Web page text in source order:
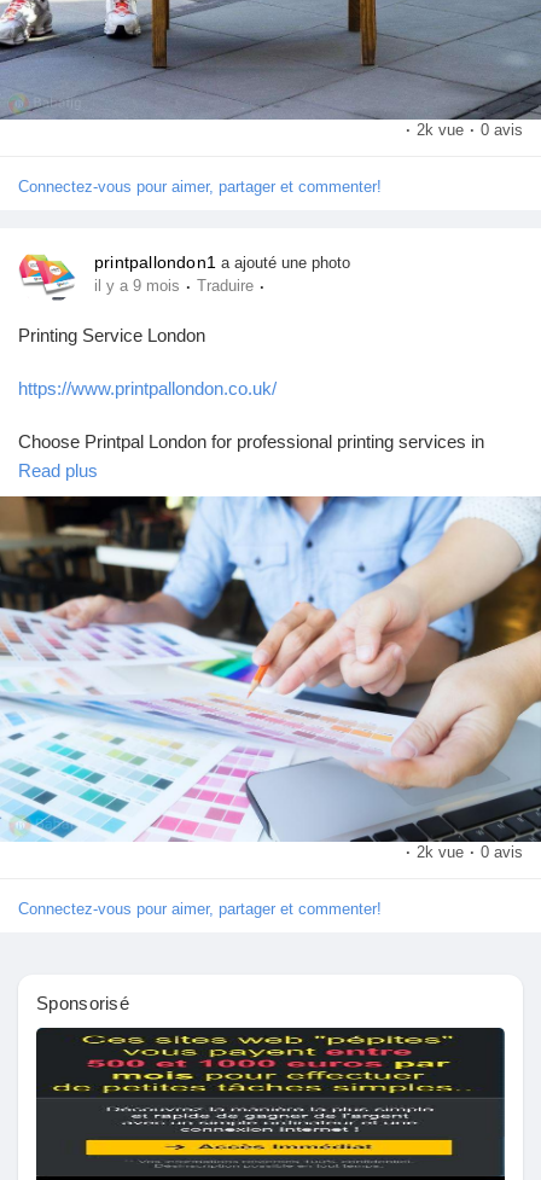
Film
Jeux
Développeurs
Récompenses
Runsound music
La silver économie
Affiliation Matrice 3x9
Récompenses
Babarun (BBRN)
Calculez vos calories
Collab Influenceurs
Procaly
Affiliation
· 2k vue · 0 avis
Connectez-vous pour aimer, partager et commenter!
printpallondon1 a ajouté une photo
il y a 9 mois · Traduire ·
Printing Service London
https://www.printpallondon.co.uk/
Choose Printpal London for professional printing services in
London that ensure precision, quality, and speed. From flyers to
posters, we provide cost-effective printing services tailored to
your business or personal needs, with exceptional results and
on-time delivery.
#printingservicelondon
Read plus
· 2k vue · 0 avis
Connectez-vous pour aimer, partager et commenter!
Sponsorisé